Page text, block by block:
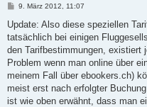
B
i
r
a
9. März 2012, 11:07
Update: Also diese speziellen
tatsächlich bei einigen
den Tarifbestimmungen, existiert
Problem wenn man online über
meinem Fall über ebookers.ch)
meist erst nach erfolgter
ist wie oben erwähnt, dass man